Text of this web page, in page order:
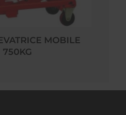
MOBILE
750KG